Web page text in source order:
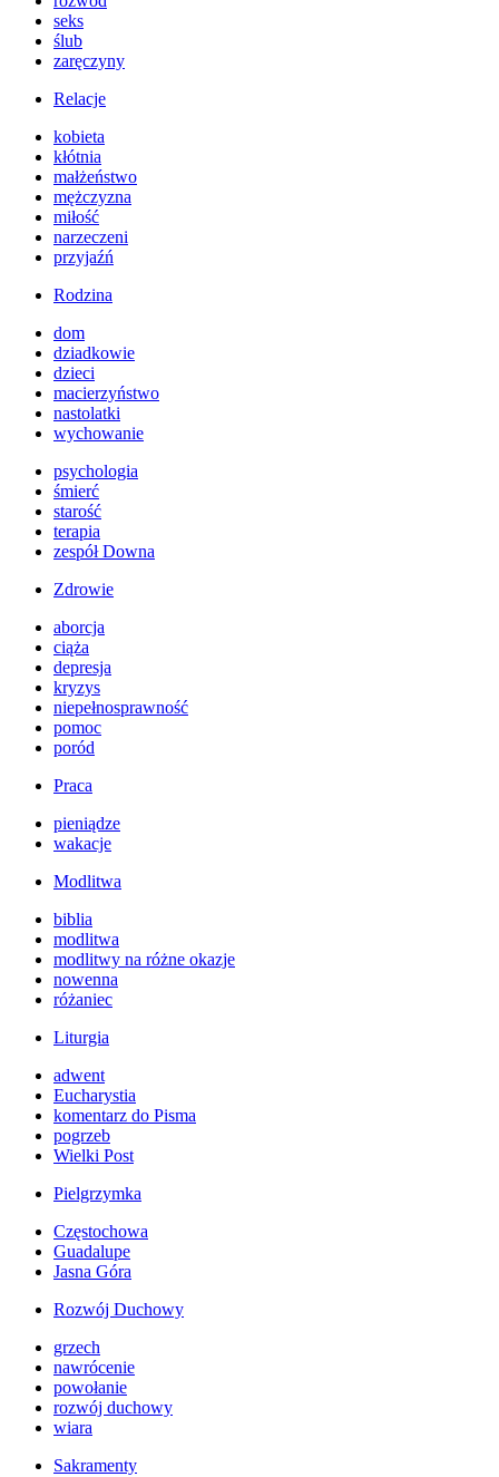
seks
ślub
zaręczyny
Relacje
kobieta
kłótnia
małżeństwo
mężczyzna
miłość
narzeczeni
przyjaźń
Rodzina
dom
dziadkowie
dzieci
macierzyństwo
nastolatki
wychowanie
psychologia
śmierć
starość
terapia
zespół Downa
Zdrowie
aborcja
ciąża
depresja
kryzys
niepełnosprawność
pomoc
poród
Praca
pieniądze
wakacje
Modlitwa
biblia
modlitwa
modlitwy na różne okazje
nowenna
różaniec
Liturgia
adwent
Eucharystia
komentarz do Pisma
pogrzeb
Wielki Post
Pielgrzymka
Częstochowa
Guadalupe
Jasna Góra
Rozwój Duchowy
grzech
nawrócenie
powołanie
rozwój duchowy
wiara
Sakramenty